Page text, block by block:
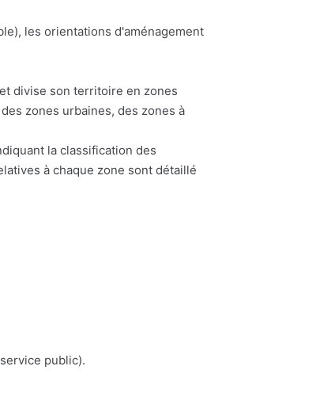
les orientations d'aménagement
divise son territoire en zones
zones urbaines, des zones à
la classification des
à chaque zone sont détaillé
public).